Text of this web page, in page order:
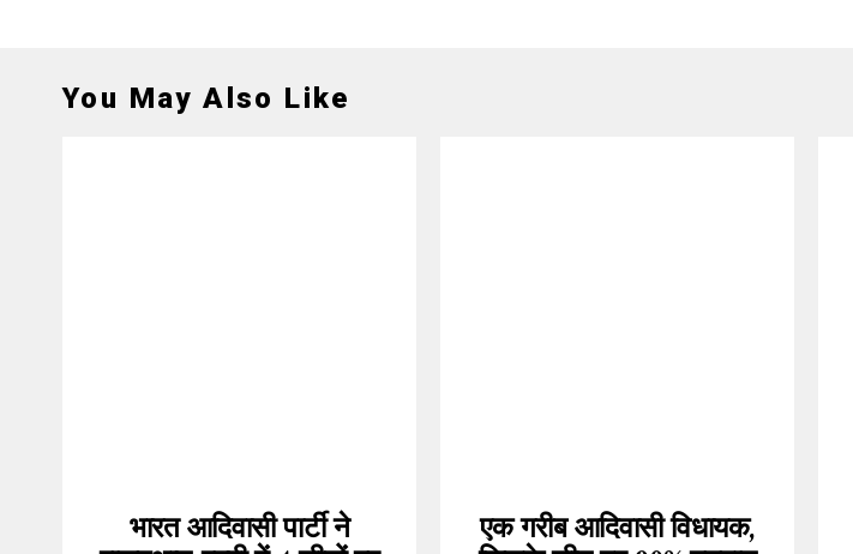
You May Also Like
भारत आदिवासी पार्टी ने एक गरीब आदिवासी विधायक,